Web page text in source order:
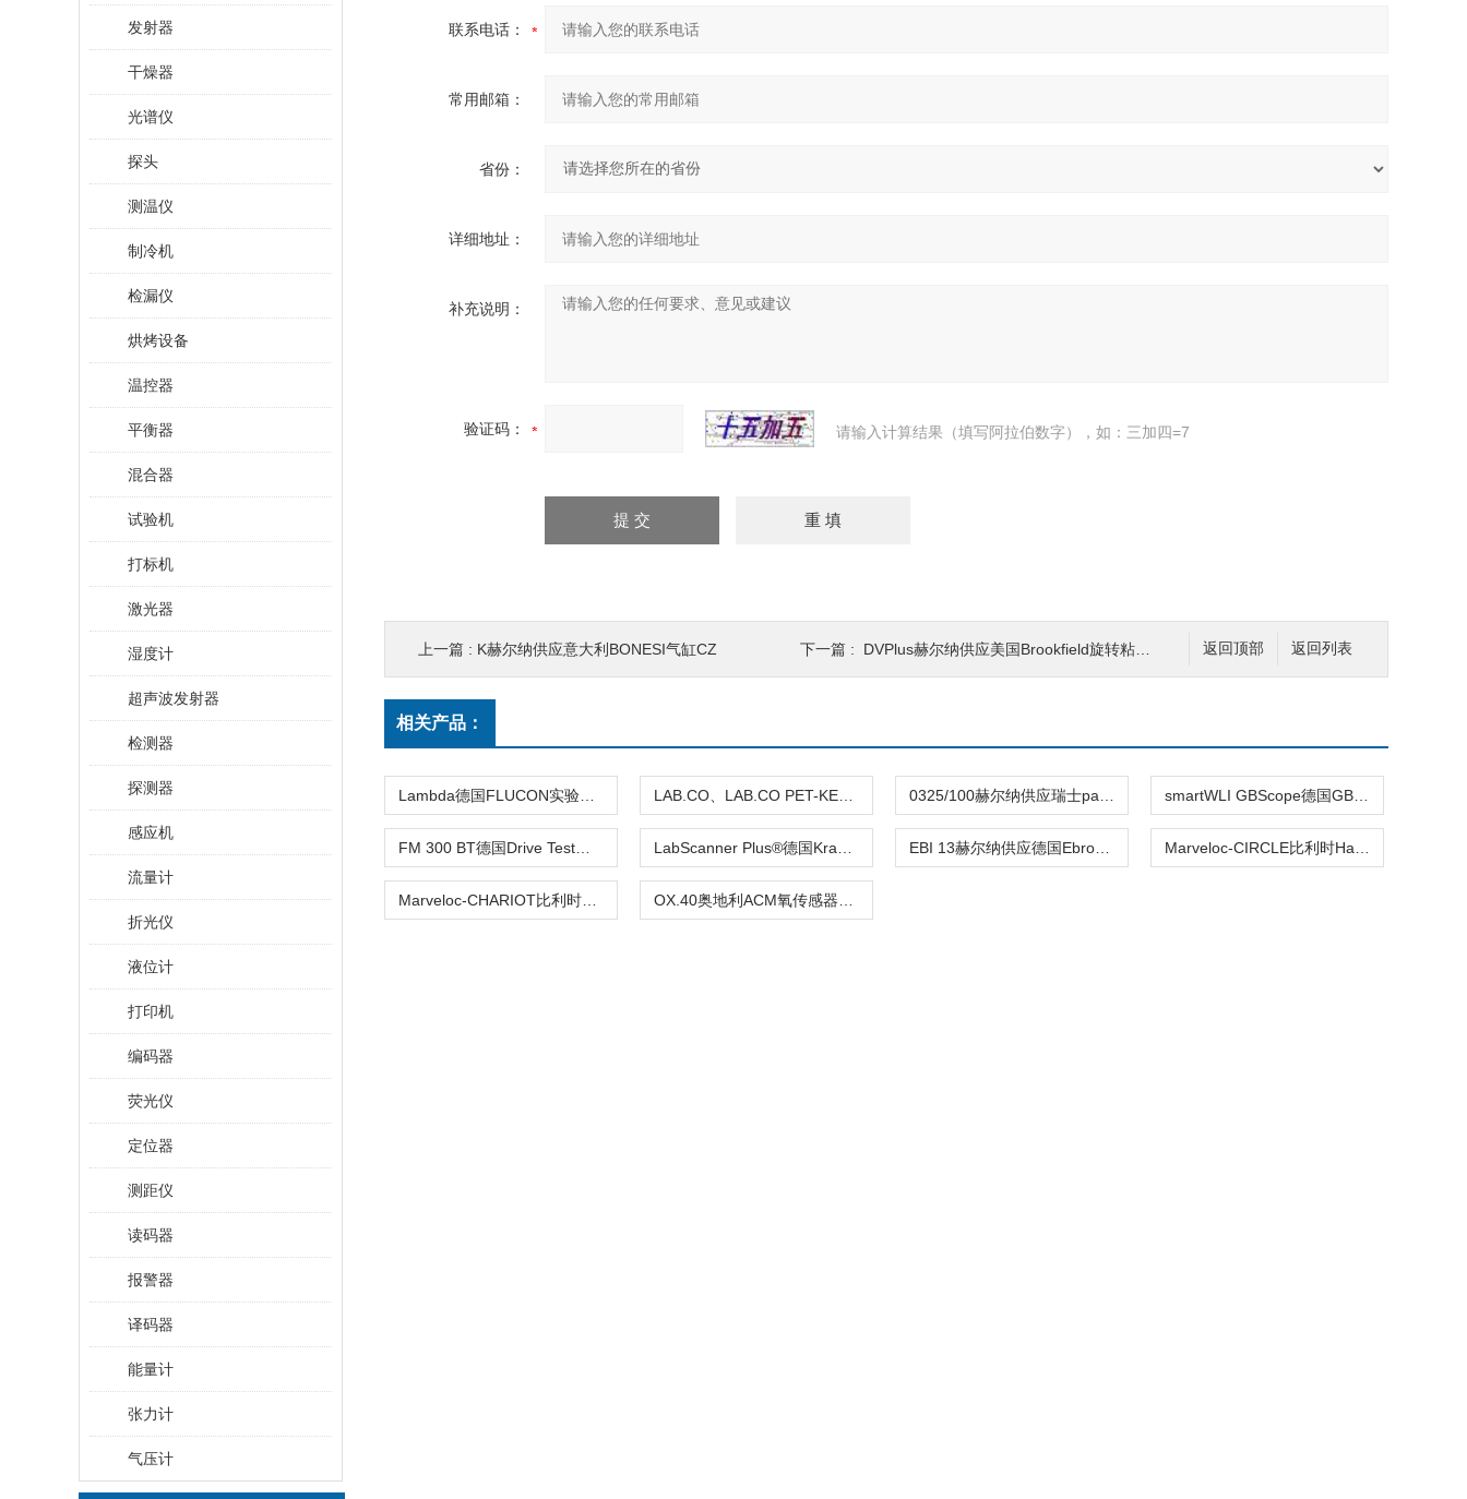
发射器
干燥器
光谱仪
探头
测温仪
制冷机
检漏仪
烘烤设备
温控器
平衡器
混合器
试验机
打标机
激光器
湿度计
超声波发射器
检测器
探测器
感应机
流量计
折光仪
液位计
打印机
编码器
荧光仪
定位器
测距仪
读码器
报警器
译码器
能量计
张力计
气压计
联系电话：
常用邮箱：
省份：
详细地址：
补充说明：
验证码： 请输入计算结果（填写阿拉伯数字），如：三加四=7
返回列表
返回顶部
上一篇 : K赫尔纳供应意大利BONESI气缸CZ 下一篇 : DVPlus赫尔纳供应美国Brookfield旋转粘度计FAST
相关产品：